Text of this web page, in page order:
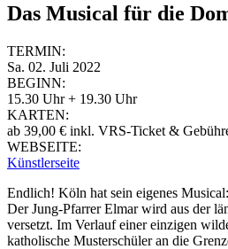
Das Musical für die
TERMIN:
Sa. 02. Juli 2022
BEGINN:
15.30 Uhr + 19.30 Uhr
KARTEN:
ab 39,00 € inkl. VRS-Ticket &
WEBSEITE:
Künstlerseite
Endlich! Köln hat sein eigenes Musical:
Der Jung-Pfarrer Elmar wird aus der
versetzt. Im Verlauf einer einzigen
katholische Musterschüler an die